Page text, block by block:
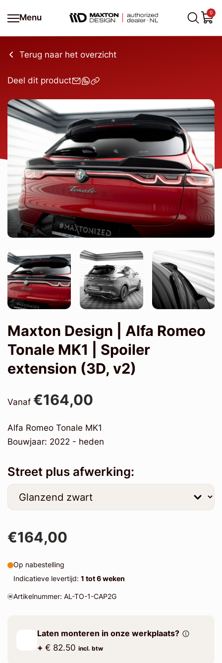
Menu
0
Terug naar het overzicht
Deel dit product
Maxton Design | Alfa Romeo
Tonale MK1 | Spoiler
extension (3D, v2)
Vanaf €164,00
Alfa Romeo Tonale MK1
Bouwjaar: 2022 - heden
Street plus afwerking:
€164,00
Op nabestelling
Indicatieve levertijd: 1 tot 6 weken
Artikelnummer: AL-TO-1-CAP2G
Laten monteren in onze werkplaats?
+ € 82.50 incl. btw